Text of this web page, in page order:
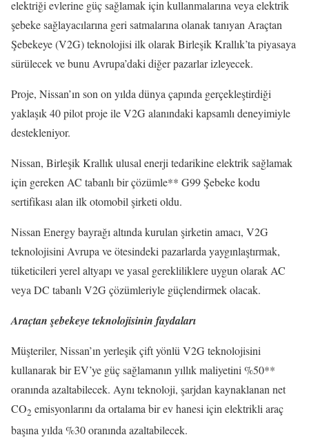
elektriği evlerine güç sağlamak için kullanmalarına veya elektrik
şebeke sağlayacılarına geri satmalarına olanak tanıyan Araçtan
Şebekeye (V2G) teknolojisi ilk olarak Birleşik Krallık’ta piyasaya
sürülecek ve bunu Avrupa’daki diğer pazarlar izleyecek.
Proje, Nissan’ın son on yılda dünya çapında gerçekleştirdiği
yaklaşık 40 pilot proje ile V2G alanındaki kapsamlı deneyimiyle
destekleniyor.
Nissan, Birleşik Krallık ulusal enerji tedarikine elektrik sağlamak
için gereken AC tabanlı bir çözümle** G99 Şebeke kodu
sertifikası alan ilk otomobil şirketi oldu.
Nissan Energy bayrağı altında kurulan şirketin amacı, V2G
teknolojisini Avrupa ve ötesindeki pazarlarda yaygınlaştırmak,
tüketicileri yerel altyapı ve yasal gerekliliklere uygun olarak AC
veya DC tabanlı V2G çözümleriyle güçlendirmek olacak.
Araçtan şebekeye teknolojisinin faydaları
Müşteriler, Nissan’ın yerleşik çift yönlü V2G teknolojisini
kullanarak bir EV’ye güç sağlamanın yıllık maliyetini %50**
oranında azaltabilecek. Aynı teknoloji, şarjdan kaynaklanan net
CO2 emisyonlarını da ortalama bir ev hanesi için elektrikli araç
başına yılda %30 oranında azaltabilecek.